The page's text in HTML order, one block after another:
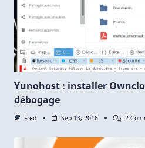
Yunohost : installer
débogage
Fred Sep 13, 2016 2